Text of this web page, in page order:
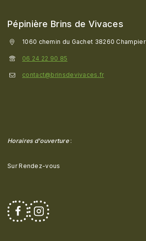
Pépinière Brins de Vivaces
1060 chemin du Gachet 38260 Champier
06 24 22 90 85
contact@brinsdevivaces.fr
Horaires d'ouverture:
Sur Rendez-vous